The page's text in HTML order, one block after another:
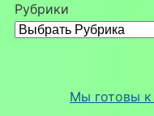
Рубрики
Мы готовы к